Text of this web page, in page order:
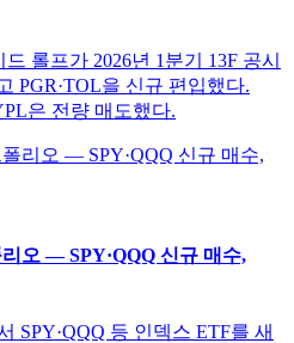
롤프가 2026년 1분기 13F 공시
PGR·TOL을 신규 편입했다.
은 전량 매도했다.
오 — SPY·QQQ 신규 매수,
SPY·QQQ 등 인덱스 ETF를 새